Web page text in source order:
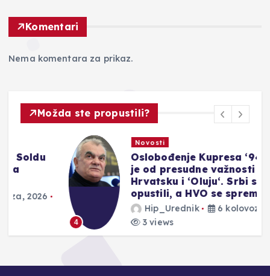
Komentari
Nema komentara za prikaz.
Možda ste propustili?
Novosti
Oslobođenje Kupresa ‘94. bilo
je od presudne važnosti za
Hrvatsku i ‘Oluju‘. Srbi su se
opustili, a HVO se spremao‘
Hip_Urednik
6 kolovoza, 2026
3 views